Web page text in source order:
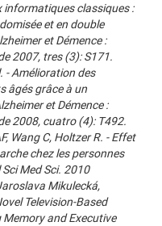
informatiques classiques :
et en double
et Démence :
2007, tres (3): S171.
- Amélioration des
âgés grâce à un
et Démence :
2008, cuatro (4): T492.
Wang C, Holtzer R. - Effet
chez les personnes
Med Sci. 2010
Mikulecká,
Television-Based
and Executive